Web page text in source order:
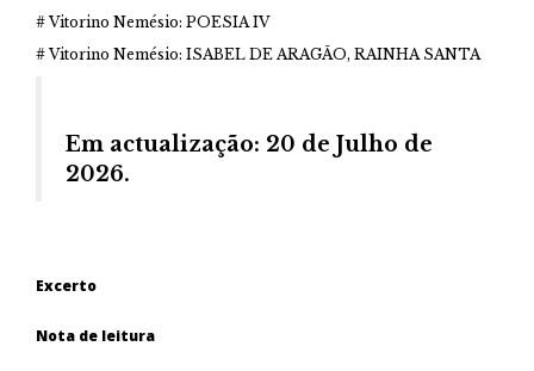
# Vitorino Nemésio: POESIA IV
# Vitorino Nemésio: ISABEL DE ARAGÃO, RAINHA SANTA
Em actualização: 20 de Julho de
2026.
Excerto
Nota de leitura